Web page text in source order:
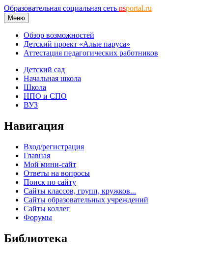
Образовательная социальная сеть nsportal.ru
Меню
Обзор возможностей
Детский проект «Алые паруса»
Аттестация педагогических работников
Детский сад
Начальная школа
Школа
НПО и СПО
ВУЗ
Навигация
Вход/регистрация
Главная
Мой мини-сайт
Ответы на вопросы
Поиск по сайту
Сайты классов, групп, кружков...
Сайты образовательных учреждений
Сайты коллег
Форумы
Библиотека